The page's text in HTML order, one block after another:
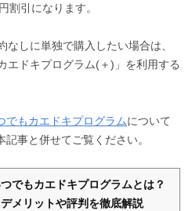
割引になります。
しに単独で購入したい場合は、
エドキプログラム(＋)」を利用する
でもカエドキプログラムについて
事と併せてご覧ください。
つでもカエドキプログラムとは？
メリットや評判を徹底解説